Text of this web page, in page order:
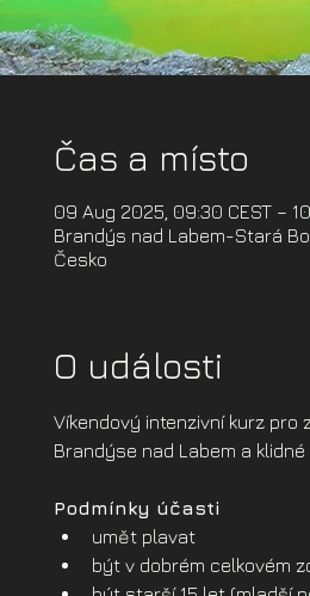
Čas a místo
09 Aug 2025, 09:30 CEST –
Brandýs nad Labem-Stará
Česko
O události
Víkendový intenzivní kurz pro
Brandýse nad Labem a
Podmínky účasti
umět plavat
být v dobrém celkovém